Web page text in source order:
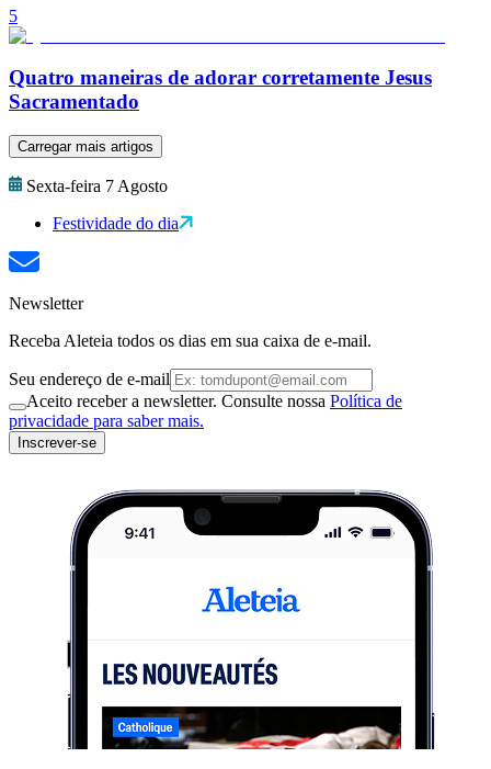
5
Quatro maneiras de adorar corretamente Jesus
Sacramentado
Carregar mais artigos
Sexta-feira 7 Agosto
Festividade do dia
Newsletter
Receba Aleteia todos os dias em sua caixa de e-mail.
Seu endereço de e-mail
Aceito receber a newsletter. Consulte nossa Política de
privacidade para saber mais.
Inscrever-se